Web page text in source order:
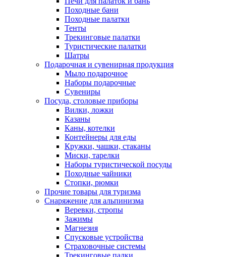
Походные бани
Походные палатки
Тенты
Трекинговые палатки
Туристические палатки
Шатры
Подарочная и сувенирная продукция
Мыло подарочное
Наборы подарочные
Сувениры
Посуда, столовые приборы
Вилки, ложки
Казаны
Каны, котелки
Контейнеры для еды
Кружки, чашки, стаканы
Миски, тарелки
Наборы туристической посуды
Походные чайники
Стопки, рюмки
Прочие товары для туризма
Снаряжение для альпинизма
Веревки, стропы
Зажимы
Магнезия
Спусковые устройства
Страховочные системы
Трекинговые палки